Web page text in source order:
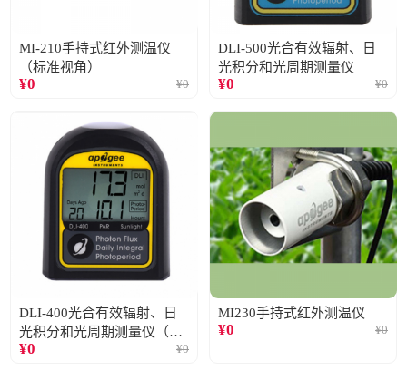
MI-210手持式红外测温仪
（标准视角）
¥0 ¥0
DLI-500光合有效辐射、日
光积分和光周期测量仪
¥0 ¥0
DLI-400光合有效辐射、日
光积分和光周期测量仪（仅
阳光）
¥0 ¥0
MI230手持式红外测温仪
¥0 ¥0